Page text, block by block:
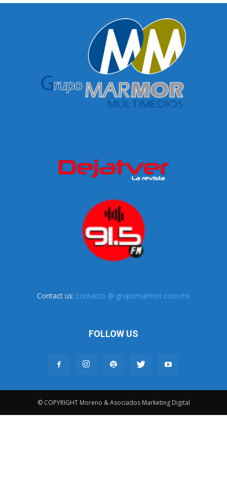
Contact us: contacto @ grupomarmor.com.mx
FOLLOW US
© COPYRIGHT Moreno & Asociados Marketing Digital